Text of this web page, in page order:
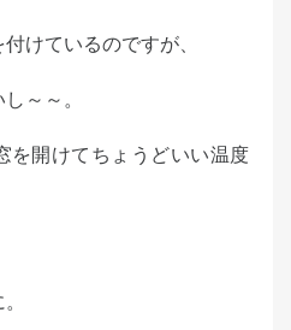
けているのですが、
～～。
を開けてちょうどいい温度